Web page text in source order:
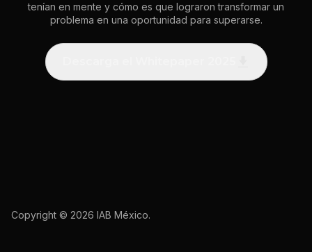
tenían en mente y cómo es que lograron transformar un
problema en una oportunidad para superarse.
Copyright © 2026 IAB México.